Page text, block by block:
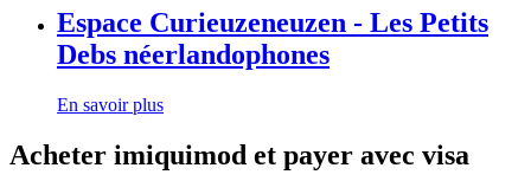
Espace Curieuzeneuzen - Les Petits
Debs néerlandophones
En savoir plus
Acheter imiquimod et payer avec visa